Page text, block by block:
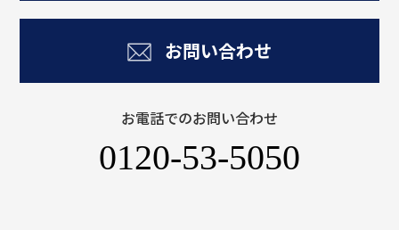
お問い合わせ
お電話でのお問い合わせ
0120-53-5050